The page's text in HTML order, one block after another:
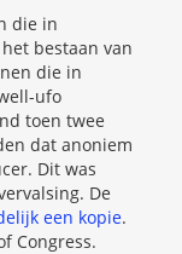
die in
bestaan van
die in
ufo
toen twee
dat anoniem
Dit was
De
een kopie.
Congress.